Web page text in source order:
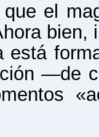
el
bien,
está
―de